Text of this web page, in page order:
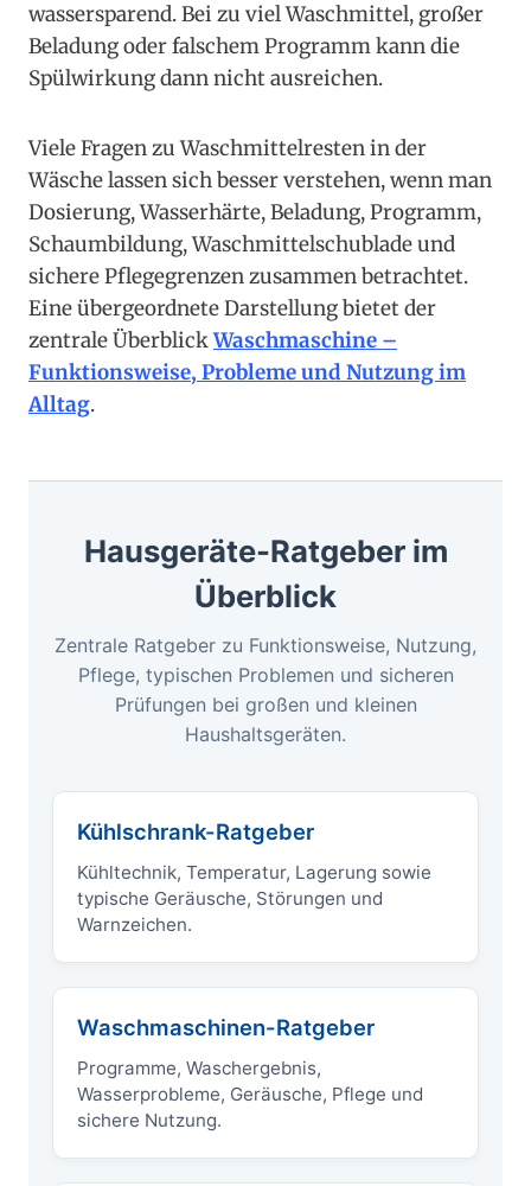
wassersparend. Bei zu viel Waschmittel, großer
Beladung oder falschem Programm kann die
Spülwirkung dann nicht ausreichen.
Viele Fragen zu Waschmittelresten in der
Wäsche lassen sich besser verstehen, wenn man
Dosierung, Wasserhärte, Beladung, Programm,
Schaumbildung, Waschmittelschublade und
sichere Pflegegrenzen zusammen betrachtet.
Eine übergeordnete Darstellung bietet der
zentrale ÜberblickWaschmaschine –
Funktionsweise, Probleme und Nutzung im
Alltag.
Hausgeräte-Ratgeber im
Überblick
Zentrale Ratgeber zu Funktionsweise, Nutzung,
Pflege, typischen Problemen und sicheren
Prüfungen bei großen und kleinen
Haushaltsgeräten.
Kühlschrank-Ratgeber
Kühltechnik, Temperatur, Lagerung sowie
typische Geräusche, Störungen und
Warnzeichen.
Waschmaschinen-Ratgeber
Programme, Waschergebnis,
Wasserprobleme, Geräusche, Pflege und
sichere Nutzung.